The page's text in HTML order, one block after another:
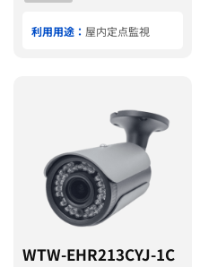
利用用途： 屋内定点監視
WTW-EHR213CYJ-1C